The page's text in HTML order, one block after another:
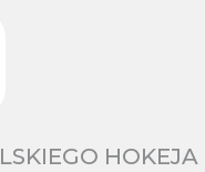
HOKEJA